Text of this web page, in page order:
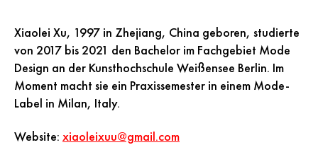
Xiaolei Xu, 1997 in Zhejiang, China geboren, studierte
von 2017 bis 2021 den Bachelor im Fachgebiet Mode
Design an der Kunsthochschule Weißensee Berlin. Im
Moment macht sie ein Praxissemester in einem Mode-
Label in Milan, Italy.
Website: xiaoleixuu@gmail.com